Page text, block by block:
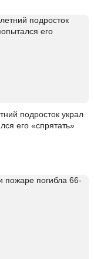
подросток украл
его «спрятать»